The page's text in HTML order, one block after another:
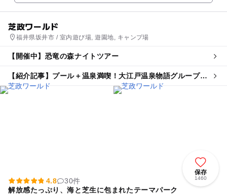
芝政ワールド
福井県坂井市 / 室内遊び場, 遊園地, キャンプ場
【開催中】恐竜の森ナイトツアー
【紹介記事】プール＋温泉満喫！大江戸温泉物語グループが
芝政ワールドのチケット付き夏プラン販売
保存
1460
4.8
30件
解放感たっぷり、海と芝生に包まれたテーマパーク